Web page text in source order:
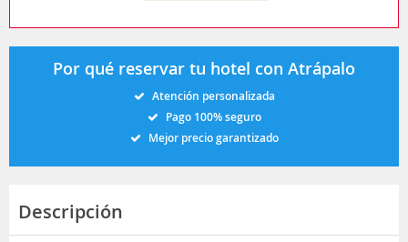
Por qué reservar tu hotel con Atrápalo
Atención personalizada
Pago 100% seguro
Mejor precio garantizado
Descripción